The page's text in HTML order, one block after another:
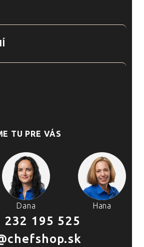
TU PRE VÁS
Dana Hana
232 195 525